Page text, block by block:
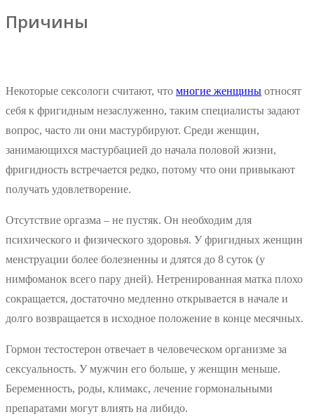
Причины
Некоторые сексологи считают, что многие женщины относят
себя к фригидным незаслуженно, таким специалисты задают
вопрос, часто ли они мастурбируют. Среди женщин,
занимающихся мастурбацией до начала половой жизни,
фригидность встречается редко, потому что они привыкают
получать удовлетворение.
Отсутствие оргазма – не пустяк. Он необходим для
психического и физического здоровья. У фригидных женщин
менструации более болезненны и длятся до 8 суток (у
нимфоманок всего пару дней). Нетренированная матка плохо
сокращается, достаточно медленно открывается в начале и
долго возвращается в исходное положение в конце месячных.
Гормон тестостерон отвечает в человеческом организме за
сексуальность. У мужчин его больше, у женщин меньше.
Беременность, роды, климакс, лечение гормональными
препаратами могут влиять на либидо.